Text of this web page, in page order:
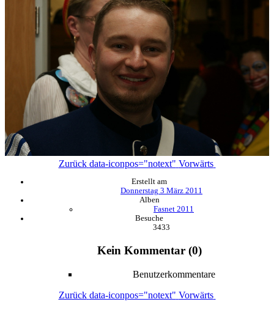
Zurück data-iconpos="notext" Vorwärts
Erstellt am
Donnerstag 3 März 2011
Alben
Fasnet 2011
Besuche
3433
Kein Kommentar (0)
Benutzerkommentare
Zurück data-iconpos="notext" Vorwärts